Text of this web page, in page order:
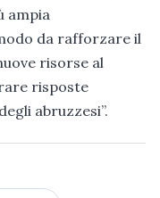
ampia
da rafforzare il
risorse al
risposte
abruzzesi”.